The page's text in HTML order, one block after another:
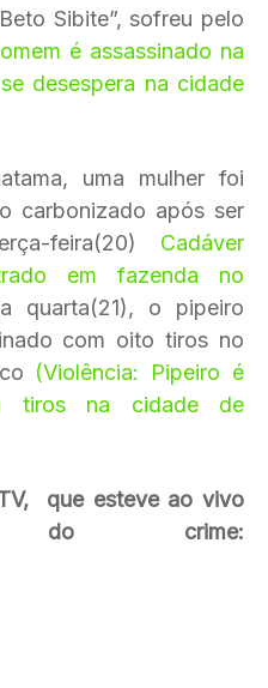
Sibite”, sofreu pelo
é assassinado na
desespera na cidade
uma mulher foi
carbonizado após ser
feira(20) Cadáver
em fazenda no
quarta(21), o pipeiro
com oito tiros no
(Violência: Pipeiro é
tiros na cidade de
que esteve ao vivo
crime: